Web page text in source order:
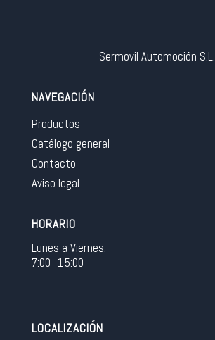
Sermovil Automoción S.L.
NAVEGACIÓN
Productos
Catálogo general
Contacto
Aviso legal
HORARIO
Lunes a Viernes:
7:00–15:00
LOCALIZACIÓN